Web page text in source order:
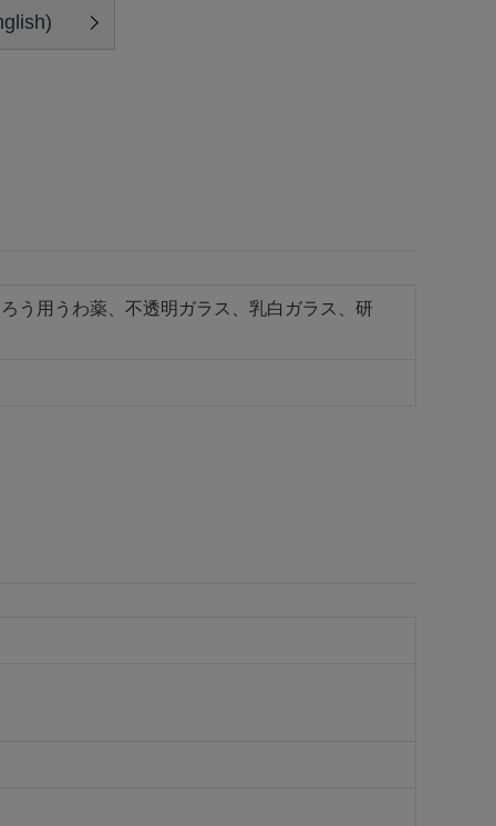
う用うわ薬、不透明ガラス、乳白ガラス、研